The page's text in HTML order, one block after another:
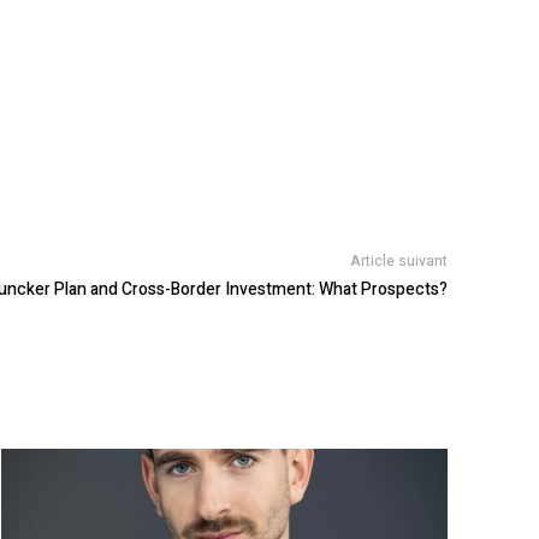
Article suivant
Plan and Cross-Border Investment: What Prospects?